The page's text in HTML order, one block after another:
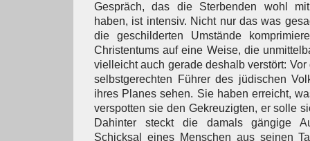
Gespräch, das die Sterbenden wohl
haben, ist intensiv. Nicht nur das was
die geschilderten Umstände
Christentums auf eine Weise, die
vielleicht auch gerade deshalb verstört:
selbstgerechten Führer des jüdischen
ihres Planes sehen. Sie haben erreicht,
verspotten sie den Gekreuzigten, er solle
Dahinter steckt die damals gängige
Schicksal eines Menschen aus seinen